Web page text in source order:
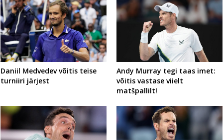
Daniil Medvedev võitis teise
turniiri järjest
Andy Murray tegi taas imet:
võitis vastase viielt
matšpallilt!